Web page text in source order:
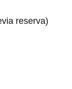
reserva)